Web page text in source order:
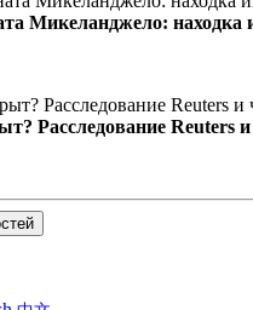
Микеланджело: находка
Расследование Reuters